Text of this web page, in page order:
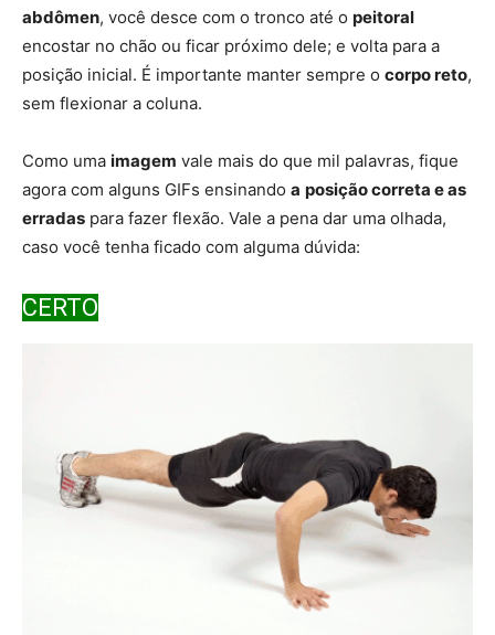
abdômen, você desce com o tronco até o peitoral
encostar no chão ou ficar próximo dele; e volta para a
posição inicial. É importante manter sempre o corpo reto,
sem flexionar a coluna.
Como uma imagem vale mais do que mil palavras, fique
agora com alguns GIFs ensinando a posição correta e as
erradas para fazer flexão. Vale a pena dar uma olhada,
caso você tenha ficado com alguma dúvida:
CERTO